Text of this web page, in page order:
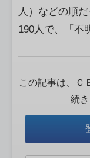
人）などの順
190人で、「不
この記事は、Ｃ
続